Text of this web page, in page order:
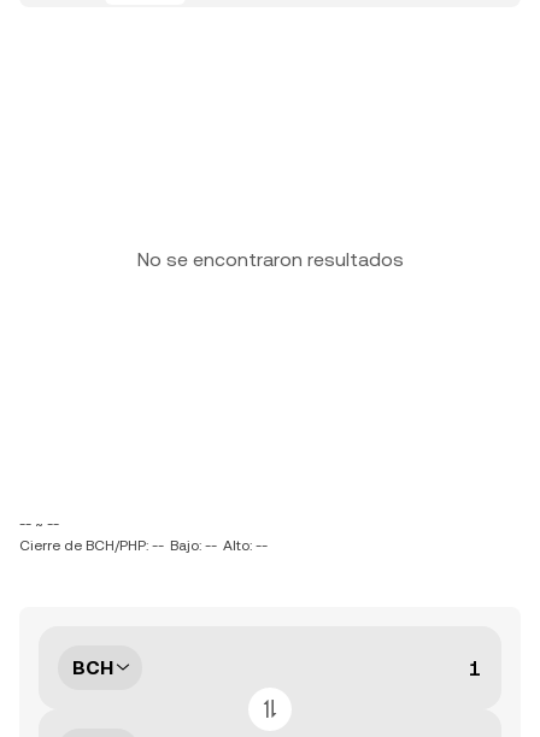
No se encontraron resultados
-- ~ --
Cierre de BCH/PHP: -- Bajo: -- Alto: --
BCH